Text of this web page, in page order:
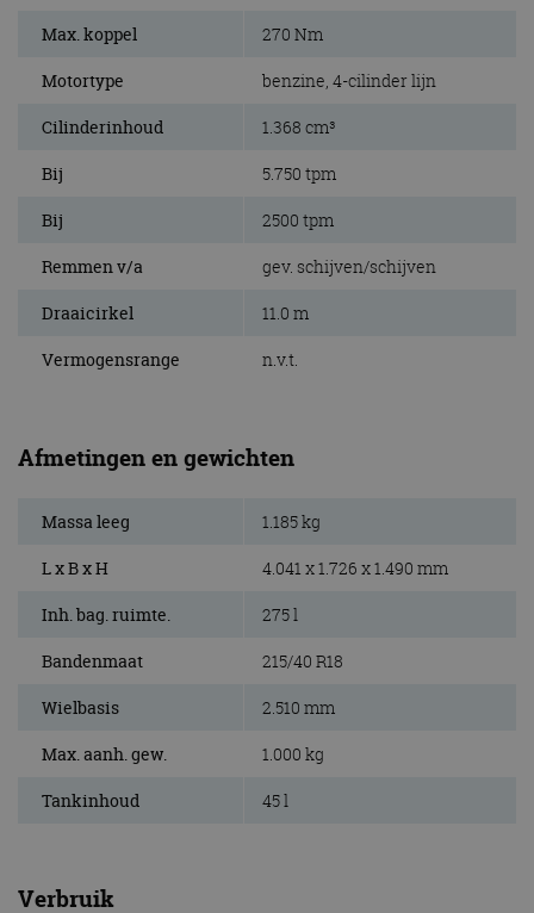
Max. koppel 270 Nm
Motortype benzine, 4-cilinder lijn
Cilinderinhoud 1.368 cm³
Bij 5.750 tpm
Bij 2500 tpm
Remmen v/a gev. schijven/schijven
Draaicirkel 11.0 m
Vermogensrange n.v.t.
Afmetingen en gewichten
Massa leeg 1.185 kg
L x B x H 4.041 x 1.726 x 1.490 mm
Inh. bag. ruimte. 275 l
Bandenmaat 215/40 R18
Wielbasis 2.510 mm
Max. aanh. gew. 1.000 kg
Tankinhoud 45 l
Verbruik